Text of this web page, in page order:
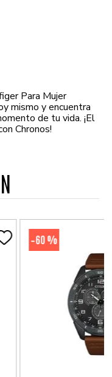
Para Mujer
mismo y encuentra
de tu vida. ¡El
Chronos!
-60 %